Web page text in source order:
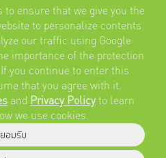
ensure that we give you the
to personalize contents
our traffic using Google
importance of the protection
you continue to enter this
that you agree with it.
and Privacy Policyto learn
we use cookies.
ยอมรับ
SEND